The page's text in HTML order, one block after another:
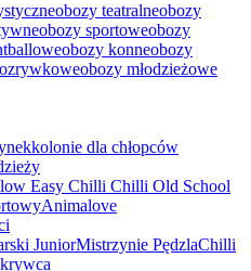
obozy teatralneobozy
obozy sportoweobozy
obozy konneobozy
obozy młodzieżowe
kolonie dla chłopców
Easy Chilli Chilli Old School
Animalove
JuniorMistrzynie PędzlaChilli